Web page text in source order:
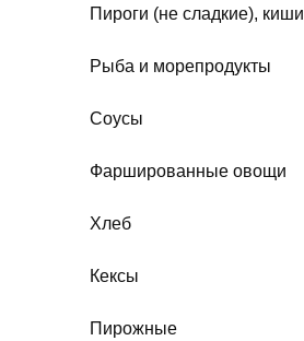
Пироги (не сладкие), киши
Рыба и морепродукты
Соусы
Фаршированные овощи
Хлеб
Кексы
Пирожные